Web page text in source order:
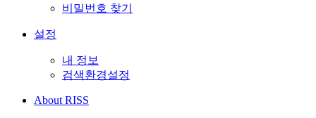
비밀번호 찾기
설정
내 정보
검색환경설정
About RISS